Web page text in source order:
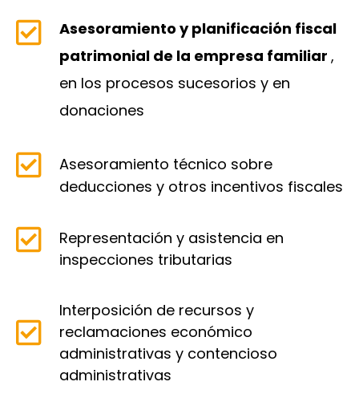
Asesoramiento y planificación fiscal
patrimonial de la empresa familiar ,
en los procesos sucesorios y en
donaciones
Asesoramiento técnico sobre
deducciones y otros incentivos fiscales
Representación y asistencia en
inspecciones tributarias
Interposición de recursos y
reclamaciones económico
administrativas y contencioso
administrativas